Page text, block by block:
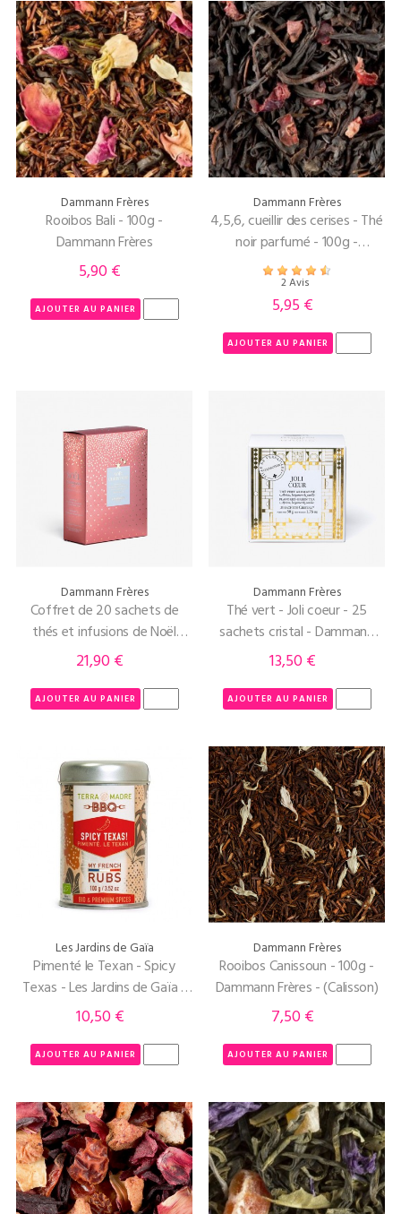
Dammann Frères
Rooibos Bali - 100g -
Dammann Frères
Prix
5,90 €
AJOUTER AU PANIER
Dammann Frères
4,5,6, cueillir des cerises - Thé
noir parfumé - 100g -
Dammann Frères
2 Avis
Prix
5,95 €
AJOUTER AU PANIER
Dammann Frères
Coffret de 20 sachets de
thés et infusions de Noël
assortis - Dammann Frères -
Prix
21,90 €
AJOUTER AU PANIER
Dammann Frères
Thé vert - Joli coeur - 25
sachets cristal - Dammann
Frères
Prix
13,50 €
AJOUTER AU PANIER
Les Jardins de Gaïa
Pimenté le Texan - Spicy
Texas - Les Jardins de Gaïa -
pot de 100g
Prix
10,50 €
AJOUTER AU PANIER
Dammann Frères
Rooibos Canissoun - 100g -
Dammann Frères - (Calisson)
Prix
7,50 €
AJOUTER AU PANIER